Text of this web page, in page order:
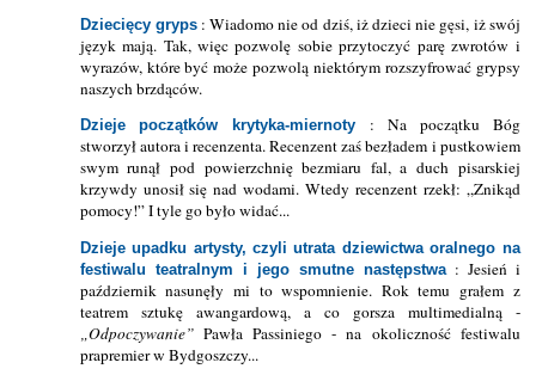
Dziecięcy gryps: Wiadomo nie od dziś, iż dzieci nie gęsi, iż swój
język mają. Tak, więc pozwolę sobie przytoczyć parę zwrotów i
wyrazów, które być może pozwolą niektórym rozszyfrować grypsy
naszych brzdąców.
Dzieje początków krytyka-miernoty : Na początku Bóg
stworzył autora i recenzenta. Recenzent zaś bezładem i pustkowiem
swym runął pod powierzchnię bezmiaru fal, a duch pisarskiej
krzywdy unosił się nad wodami. Wtedy recenzent rzekł: „Znikąd
pomocy!” I tyle go było widać...
Dzieje upadku artysty, czyli utrata dziewictwa oralnego na
festiwalu teatralnym i jego smutne następstwa: Jesień i
październik nasunęły mi to wspomnienie. Rok temu grałem z
teatrem sztukę awangardową, a co gorsza multimedialną -
„Odpoczywanie”Pawła Passiniego - na okoliczność festiwalu
prapremier w Bydgoszczy...